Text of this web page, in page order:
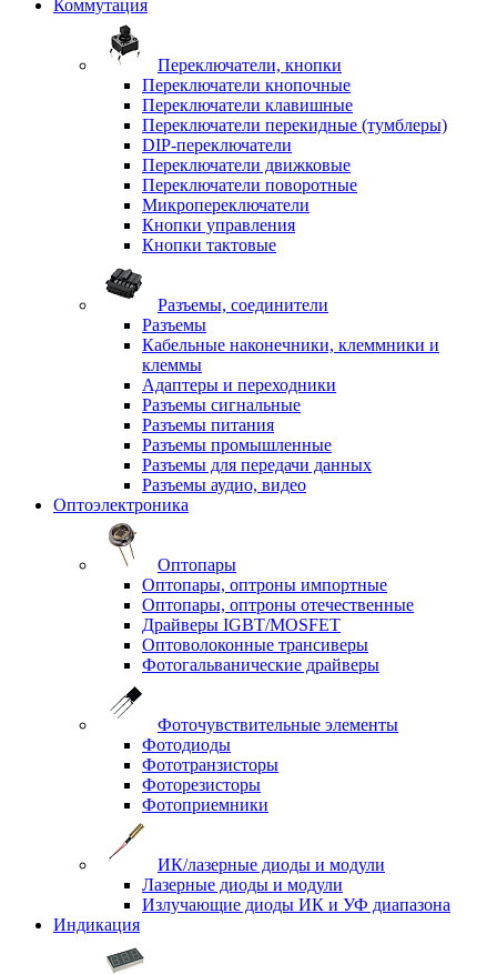
Коммутация
Переключатели, кнопки
Переключатели кнопочные
Переключатели клавишные
Переключатели перекидные (тумблеры)
DIP-переключатели
Переключатели движковые
Переключатели поворотные
Микропереключатели
Кнопки управления
Кнопки тактовые
Разъемы, соединители
Разъемы
Кабельные наконечники, клеммники и
клеммы
Адаптеры и переходники
Разъемы сигнальные
Разъемы питания
Разъемы промышленные
Разъемы для передачи данных
Разъемы аудио, видео
Оптоэлектроника
Оптопары
Оптопары, оптроны импортные
Оптопары, оптроны отечественные
Драйверы IGBT/MOSFET
Оптоволоконные трансиверы
Фотогальванические драйверы
Фоточувствительные элементы
Фотодиоды
Фототранзисторы
Фоторезисторы
Фотоприемники
ИК/лазерные диоды и модули
Лазерные диоды и модули
Излучающие диоды ИК и УФ диапазона
Индикация